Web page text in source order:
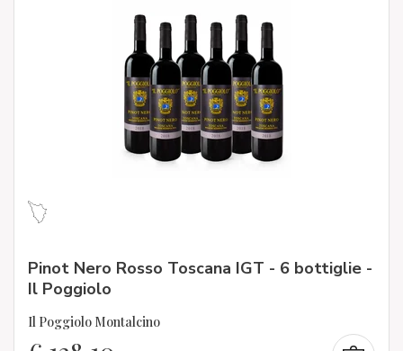
Pinot Nero Rosso Toscana IGT - 6 bottiglie -
Il Poggiolo
Il Poggiolo Montalcino